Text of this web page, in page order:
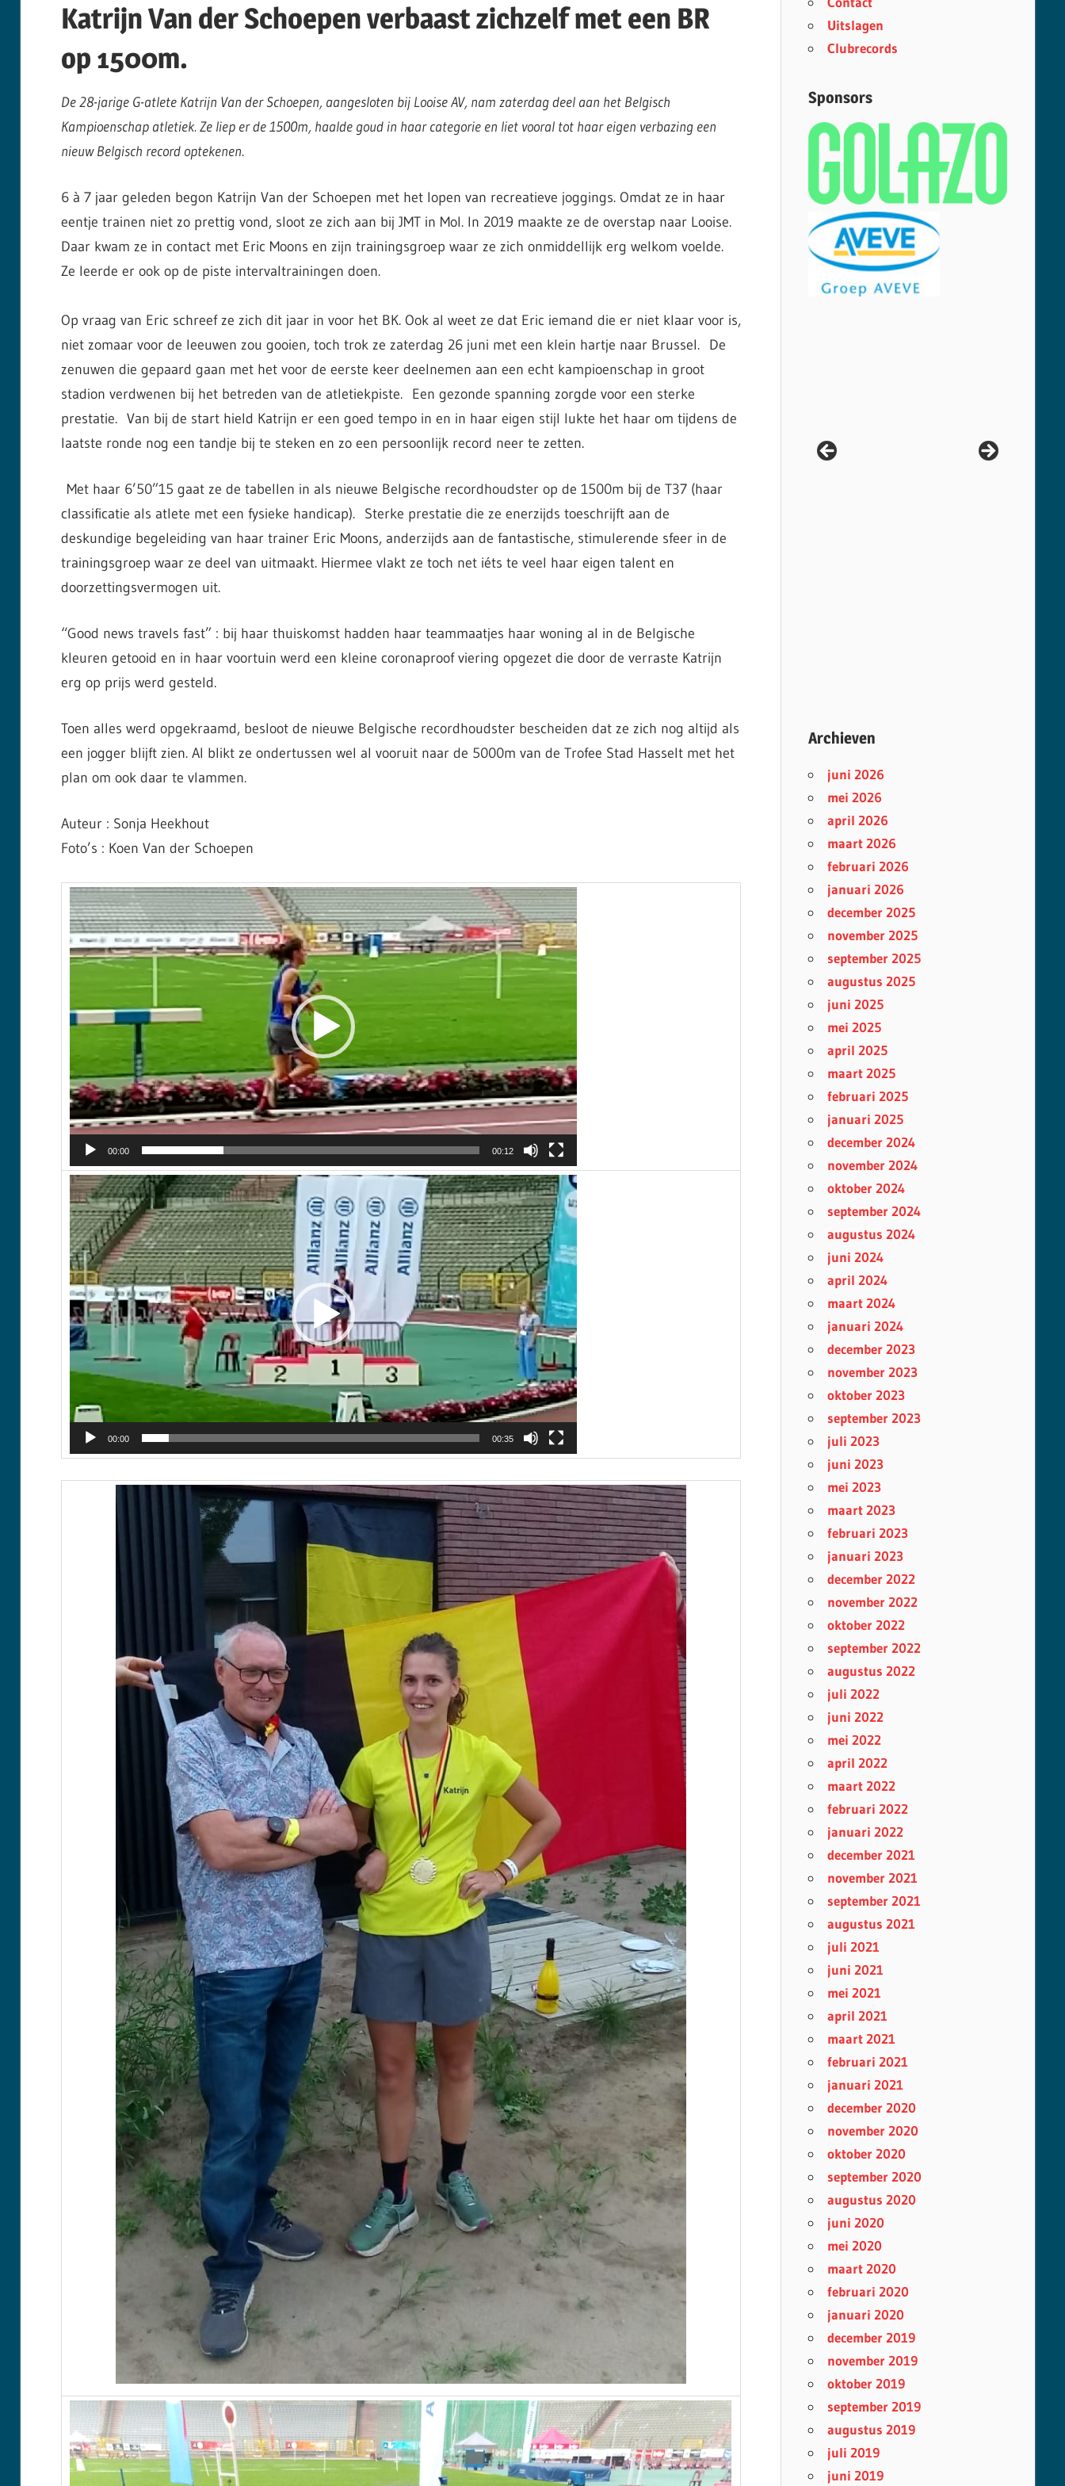
Katrijn Van der Schoepen verbaast zichzelf met een BR
op 1500m.
De 28-jarige G-atlete Katrijn Van der Schoepen, aangesloten bij Looise AV, nam zaterdag deel aan het Belgisch
Kampioenschap atletiek. Ze liep er de 1500m, haalde goud in haar categorie en liet vooral tot haar eigen verbazing een
nieuw Belgisch record optekenen.
6 à 7 jaar geleden begon Katrijn Van der Schoepen met het lopen van recreatieve joggings. Omdat ze in haar
eentje trainen niet zo prettig vond, sloot ze zich aan bij JMT in Mol. In 2019 maakte ze de overstap naar Looise.
Daar kwam ze in contact met Eric Moons en zijn trainingsgroep waar ze zich onmiddellijk erg welkom voelde.
Ze leerde er ook op de piste intervaltrainingen doen.
Op vraag van Eric schreef ze zich dit jaar in voor het BK. Ook al weet ze dat Eric iemand die er niet klaar voor is,
niet zomaar voor de leeuwen zou gooien, toch trok ze zaterdag 26 juni met een klein hartje naar Brussel. De
zenuwen die gepaard gaan met het voor de eerste keer deelnemen aan een echt kampioenschap in groot
stadion verdwenen bij het betreden van de atletiekpiste. Een gezonde spanning zorgde voor een sterke
prestatie. Van bij de start hield Katrijn er een goed tempo in en in haar eigen stijl lukte het haar om tijdens de
laatste ronde nog een tandje bij te steken en zo een persoonlijk record neer te zetten.
Met haar 6’50”15 gaat ze de tabellen in als nieuwe Belgische recordhoudster op de 1500m bij de T37 (haar
classificatie als atlete met een fysieke handicap). Sterke prestatie die ze enerzijds toeschrijft aan de
deskundige begeleiding van haar trainer Eric Moons, anderzijds aan de fantastische, stimulerende sfeer in de
trainingsgroep waar ze deel van uitmaakt. Hiermee vlakt ze toch net iéts te veel haar eigen talent en
doorzettingsvermogen uit.
“Good news travels fast” : bij haar thuiskomst hadden haar teammaatjes haar woning al in de Belgische
kleuren getooid en in haar voortuin werd een kleine coronaproof viering opgezet die door de verraste Katrijn
erg op prijs werd gesteld.
Toen alles werd opgekraamd, besloot de nieuwe Belgische recordhoudster bescheiden dat ze zich nog altijd als
een jogger blijft zien. Al blikt ze ondertussen wel al vooruit naar de 5000m van de Trofee Stad Hasselt met het
plan om ook daar te vlammen.
Auteur : Sonja Heekhout
Foto’s : Koen Van der Schoepen
Videospeler
00:00 00:12
Videospeler
00:00 00:35
Uitslagen
Clubrecords
Sponsors
Archieven
juni 2026
mei 2026
april 2026
maart 2026
februari 2026
januari 2026
december 2025
november 2025
september 2025
augustus 2025
juni 2025
mei 2025
april 2025
maart 2025
februari 2025
januari 2025
december 2024
november 2024
oktober 2024
september 2024
augustus 2024
juni 2024
april 2024
maart 2024
januari 2024
december 2023
november 2023
oktober 2023
september 2023
juli 2023
juni 2023
mei 2023
maart 2023
februari 2023
januari 2023
december 2022
november 2022
oktober 2022
september 2022
augustus 2022
juli 2022
juni 2022
mei 2022
april 2022
maart 2022
februari 2022
januari 2022
december 2021
november 2021
september 2021
augustus 2021
juli 2021
juni 2021
mei 2021
april 2021
maart 2021
februari 2021
januari 2021
december 2020
november 2020
oktober 2020
september 2020
augustus 2020
juni 2020
mei 2020
maart 2020
februari 2020
januari 2020
december 2019
november 2019
oktober 2019
september 2019
augustus 2019
juli 2019
juni 2019